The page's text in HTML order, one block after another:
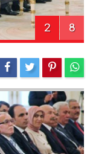
2 8